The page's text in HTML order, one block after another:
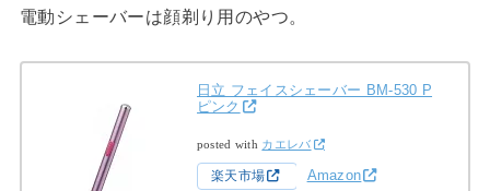
電動シェーバーは顔剃り用のやつ。
日立 フェイスシェーバー BM-530 P
ピンク
posted with カエレバ
楽天市場 Amazon